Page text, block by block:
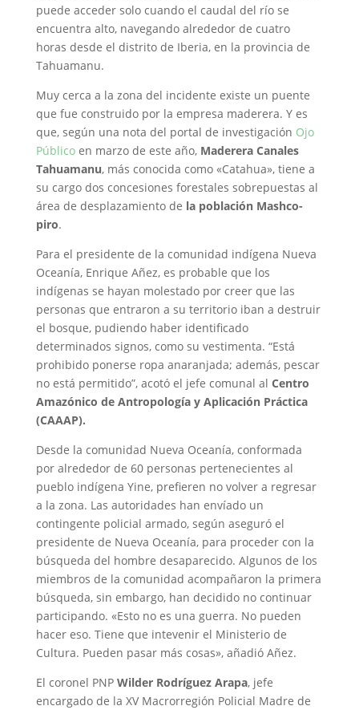
puede acceder solo cuando el caudal del río se
encuentra alto, navegando alrededor de cuatro
horas desde el distrito de Iberia, en la provincia de
Tahuamanu.
Muy cerca a la zona del incidente existe un puente
que fue construido por la empresa maderera. Y es
que, según una nota del portal de investigación Ojo
Públicoen marzo de este año, Maderera Canales
Tahuamanu, más conocida como «Catahua», tiene a
su cargo dos concesiones forestales sobrepuestas al
área de desplazamiento de la población Mashco-
piro.
Para el presidente de la comunidad indígena Nueva
Oceanía, Enrique Añez, es probable que los
indígenas se hayan molestado por creer que las
personas que entraron a su territorio iban a destruir
el bosque, pudiendo haber identificado
determinados signos, como su vestimenta. “Está
prohibido ponerse ropa anaranjada; además, pescar
no está permitido”, acotó el jefe comunal al Centro
Amazónico de Antropología y Aplicación Práctica
(CAAAP).
Desde la comunidad Nueva Oceanía, conformada
por alrededor de 60 personas pertenecientes al
pueblo indígena Yine, prefieren no volver a regresar
a la zona. Las autoridades han envíado un
contingente policial armado, según aseguró el
presidente de Nueva Oceanía, para proceder con la
búsqueda del hombre desaparecido. Algunos de los
miembros de la comunidad acompañaron la primera
búsqueda, sin embargo, han decidido no continuar
participando. «Esto no es una guerra. No pueden
hacer eso. Tiene que intevenir el Ministerio de
Cultura. Pueden pasar más cosas», añadió Añez.
El coronel PNP Wilder Rodríguez Arapa, jefe
encargado de la XV Macrorregión Policial Madre de